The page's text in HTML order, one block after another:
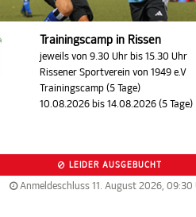
Trainingscamp in Rissen
jeweils von 9.30 Uhr bis 15.30 Uhr
Rissener Sportverein von 1949 e.V
Trainingscamp (5 Tage)
10.08.2026 bis 14.08.2026 (5 Tage)
LEIDER AUSGEBUCHT
Anmeldeschluss 11. August 2026, 09:30